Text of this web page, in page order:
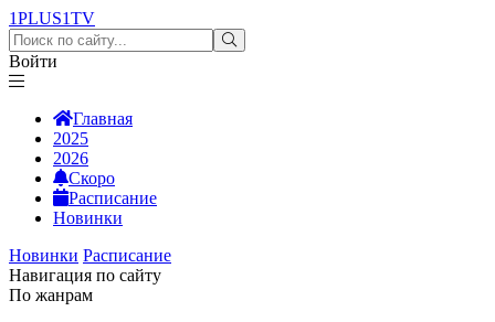
1PLUS1TV
Войти
Главная
2025
2026
Скоро
Расписание
Новинки
Новинки Расписание
Навигация по сайту
По жанрам